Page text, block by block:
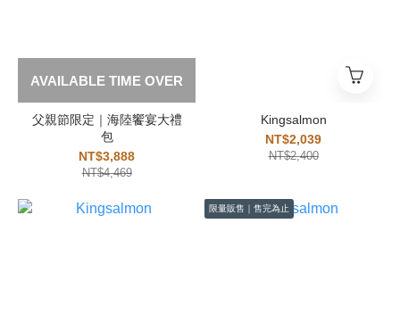
AVAILABLE TIME OVER
父親節限定｜海陸饗宴大禮
包
NT$3,888
NT$4,469
Kingsalmon
NT$2,039
NT$2,400
限量販售｜售完為止